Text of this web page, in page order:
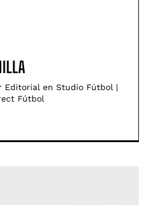
Editorial en Studio Fútbol |
Fútbol